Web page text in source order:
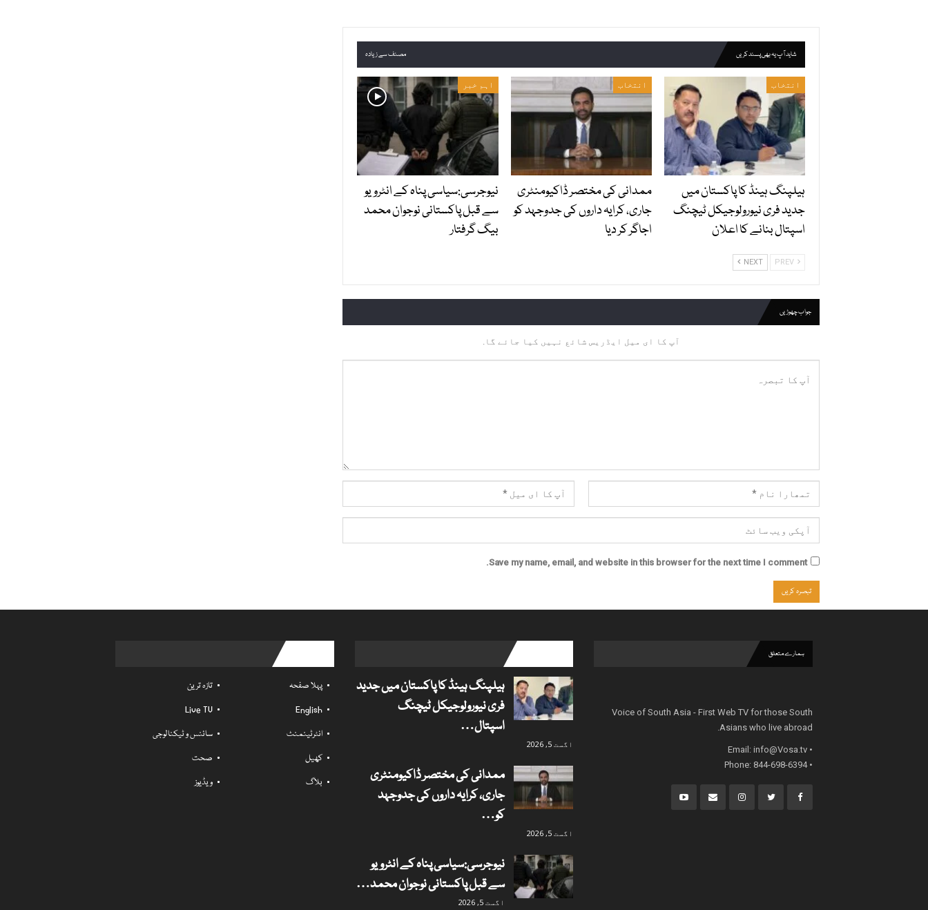
شاید آپ یہ بھی پسند کریں مصنف سے زیادہ
انتخاب
ہیلپنگ ہینڈ کا پاکستان میں
جدید فری نیورولوجیکل ٹیچنگ
اسپتال بنانے کا اعلان
انتخاب
ممدانی کی مختصر ڈاکیومنٹری
جاری، کرایہ داروں کی جدوجہد کو
اجاگر کر دیا
اہم خبر
نیوجرسی:سیاسی پناہ کے انٹرویو
سے قبل پاکستانی نوجوان محمد
بیگ گرفتار
NEXT
جواب چھوڑیں
آپ کا ای میل ایڈریس شائع نہیں کیا جائے گا.
Save my name, email, and website in this browser for the next time I comment.
ہمارے متعلق
Voice of South Asia - First Web TV for those South
Asians who live abroad.
• Email:
info@Vosa.tv
• Phone: 844-698-6394
ہیلپنگ ہینڈ کا پاکستان میں جدید
فری نیورولوجیکل ٹیچنگ
اسپتال…
اگست 5, 2026
ممدانی کی مختصر ڈاکیومنٹری
جاری، کرایہ داروں کی جدوجہد
کو…
اگست 5, 2026
نیوجرسی:سیاسی پناہ کے انٹرویو
سے قبل پاکستانی نوجوان محمد…
اگست 5, 2026
پہلا صفحہ
تازہ ترین
English
Live TV
انٹرٹینمنٹ
سائنس و ٹیکنالوجی
کھیل
صحت
بلاگ
ویڈیوز